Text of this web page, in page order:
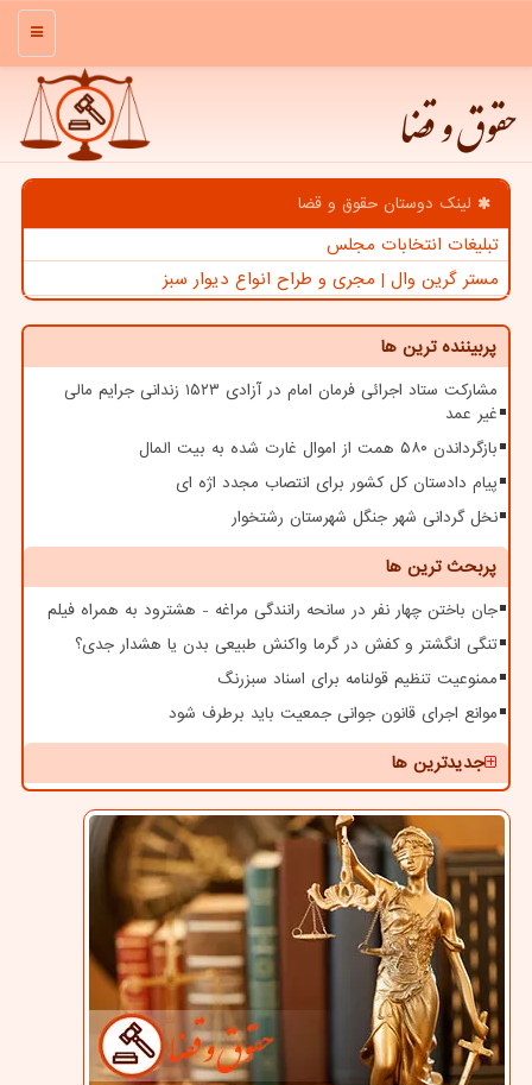
منو
حقوق و قضا
لینک دوستان حقوق و قضا
تبلیغات انتخابات مجلس
مستر گرین وال | مجری و طراح انواع دیوار سبز
پربیننده ترین ها
مشارکت ستاد اجرائی فرمان امام در آزادی ۱۵۲۳ زندانی جرایم مالی
غیر عمد
بازگرداندن ۵۸۰ همت از اموال غارت شده به بیت المال
پیام دادستان کل کشور برای انتصاب مجدد اژه ای
نخل گردانی شهر جنگل شهرستان رشتخوار
پربحث ترین ها
جان باختن چهار نفر در سانحه رانندگی مراغه - هشترود به همراه فیلم
تنگی انگشتر و کفش در گرما واکنش طبیعی بدن یا هشدار جدی؟
ممنوعیت تنظیم قولنامه برای اسناد سبزرنگ
موانع اجرای قانون جوانی جمعیت باید برطرف شود
جدیدترین ها